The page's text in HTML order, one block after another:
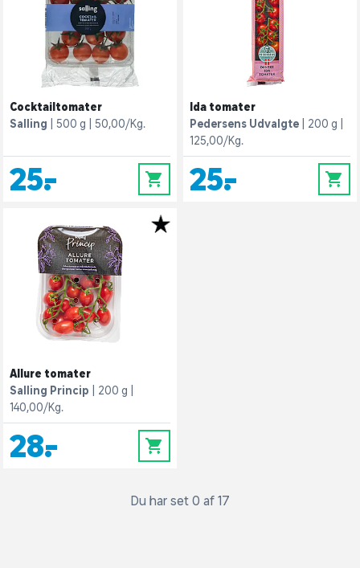
Cocktailtomater
Salling
500 g 50,00/Kg.
25,- 0
Ida tomater
Pedersens Udvalgte
200 g
125,00/Kg.
25,- 0
Allure tomater
Salling Princip
200 g
140,00/Kg.
28,- 0
Du har set 0 af 17